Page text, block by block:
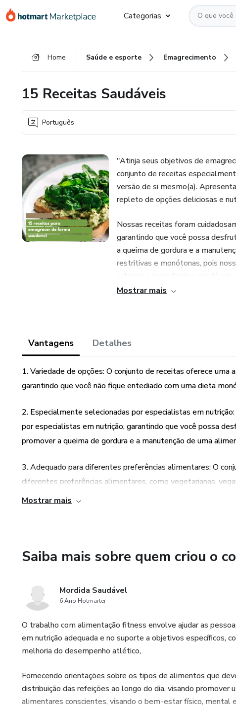
para
para
para
Categorias
Home Saúde e esporte Emagrecimento
15 Receitas Saudáveis
Português
"Atinja seus objetivos de
conjunto de receitas
versão de si mesmo(a).
repleto de opções deliciosas e
Nossas receitas foram
garantindo que você possa
a queima de gordura e a
restritivas e monótonas, pois
sabores e ingredientes saudáveis.
sonhos. Com nossas deliciosas
enquanto desfruta de uma
Mostrar mais
Vantagens Detalhes
1. Variedade de opções: O conjunto de receitas oferece
garantindo que você não fique entediado com uma dieta
2. Especialmente selecionadas por especialistas em
por especialistas em nutrição, garantindo que você possa
promover a queima de gordura e a manutenção de uma
3. Adequado para diferentes preferências alimentares: O
diferentes preferências alimentares, como vegetarianas,
vida, você encontrará opções que ajudarão você a atingir suas
à saúde.
iniciar imediatamente sua jornada rumo a um estilo de vida
mais para alcançar o corpo dos seus sonhos, pois as
de peso enquanto desfruta de uma alimentação gostosa e
Mostrar mais
Saiba mais sobre quem criou o
Mordida Saudável
6 Ano Hotmarter
O trabalho com alimentação fitness envolve ajudar as
em nutrição adequada e no suporte a objetivos específicos,
melhoria do desempenho atlético,
Fornecendo orientações sobre os tipos de alimentos que
distribuição das refeições ao longo do dia, visando
alimentares conscientes, visando o bem-estar físico, mental